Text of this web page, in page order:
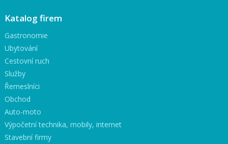
Katalog firem
Gastronomie
Ubytování
Cestovní ruch
Služby
Řemeslníci
Obchod
Auto-moto
Výpočetní technika, mobily, internet
Stavební firmy